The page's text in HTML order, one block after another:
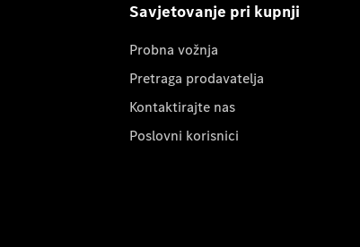
Savjetovanje pri kupnji
Probna vožnja
Pretraga prodavatelja
Kontaktirajte nas
Poslovni korisnici